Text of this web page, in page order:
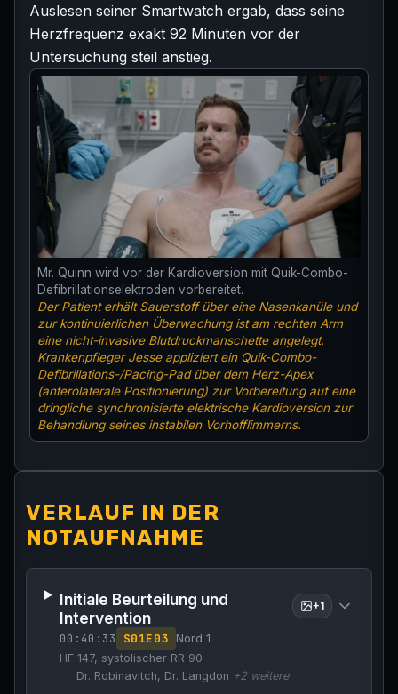
Auslesen seiner Smartwatch ergab, dass seine
Herzfrequenz exakt 92 Minuten vor der
Untersuchung steil anstieg.
Mr. Quinn wird vor der Kardioversion mit Quik-Combo-
Defibrillationselektroden vorbereitet.
Der Patient erhält Sauerstoff über eine Nasenkanüle und
zur kontinuierlichen Überwachung ist am rechten Arm
eine nicht-invasive Blutdruckmanschette angelegt.
Krankenpfleger Jesse appliziert ein Quik-Combo-
Defibrillations-/Pacing-Pad über dem Herz-Apex
(anterolaterale Positionierung) zur Vorbereitung auf eine
dringliche synchronisierte elektrische Kardioversion zur
Behandlung seines instabilen Vorhofflimmerns.
VERLAUF IN DER
NOTAUFNAHME
Initiale Beurteilung und
Intervention
00:40:33 S01E03
Nord 1
HF 147, systolischer RR 90
Dr. Robinavitch, Dr. Langdon +2 weitere
+1